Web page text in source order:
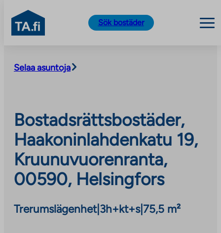
content
TA.fi
Sök bostäder
Selaa asuntoja
Bostadsrättsbostäder,
Haakoninlahdenkatu 19,
Kruunuvuorenranta,
00590, Helsingfors
Trerumslägenhet| 3h+kt+s| 75,5 m²